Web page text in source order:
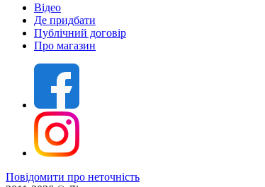
Відео
Де придбати
Публічний договір
Про магазин
Повідомити про неточність